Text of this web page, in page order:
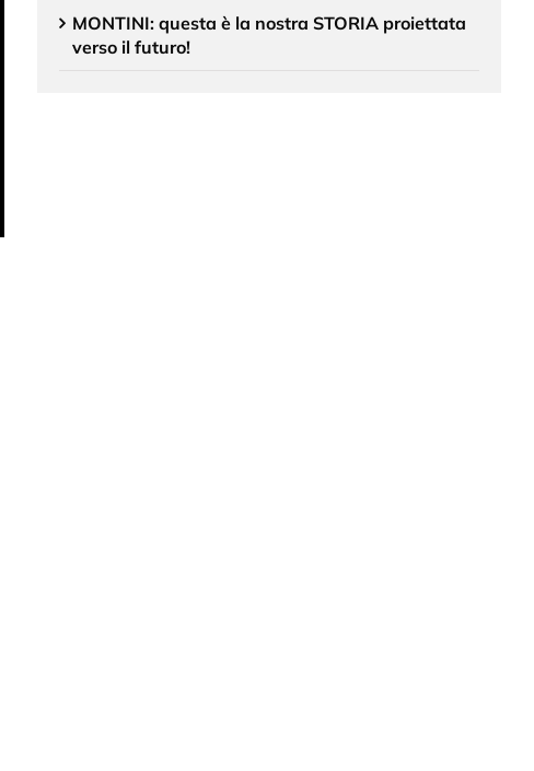
MONTINI: questa è la nostra STORIA proiettata
verso il futuro!